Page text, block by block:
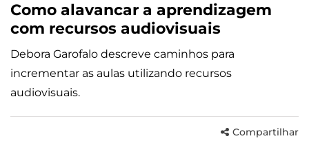
Como alavancar a aprendizagem
com recursos audiovisuais
Debora Garofalo descreve caminhos para
incrementar as aulas utilizando recursos
audiovisuais.
Compartilhar